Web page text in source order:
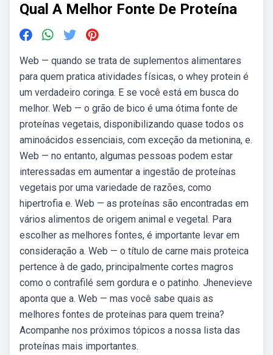
Qual A Melhor Fonte De Proteína
Web — quando se trata de suplementos alimentares
para quem pratica atividades físicas, o whey protein é
um verdadeiro coringa. E se você está em busca do
melhor. Web — o grão de bico é uma ótima fonte de
proteínas vegetais, disponibilizando quase todos os
aminoácidos essenciais, com exceção da metionina, e.
Web — no entanto, algumas pessoas podem estar
interessadas em aumentar a ingestão de proteínas
vegetais por uma variedade de razões, como
hipertrofia e. Web — as proteínas são encontradas em
vários alimentos de origem animal e vegetal. Para
escolher as melhores fontes, é importante levar em
consideração a. Web — o título de carne mais proteica
pertence à de gado, principalmente cortes magros
como o contrafilé sem gordura e o patinho. Jhenevieve
aponta que a. Web — mas você sabe quais as
melhores fontes de proteínas para quem treina?
Acompanhe nos próximos tópicos a nossa lista das
proteínas mais importantes.